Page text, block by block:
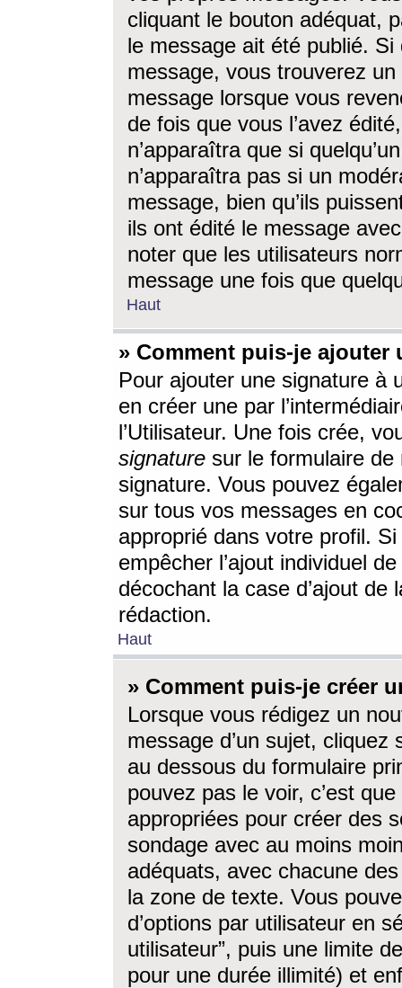
cliquant le bouton adéquat,
le message ait été publié. Si
message, vous trouverez
message lorsque vous
de fois que vous l’avez
n’apparaîtra que si
n’apparaîtra pas si un
message, bien qu’ils
ils ont édité le message
noter que les utilisateurs
message une fois que
Haut
» Comment puis-je ajouter
Pour ajouter une signature à
en créer une par
l’Utilisateur. Une fois crée,
signature sur le formulaire de
signature. Vous pouvez
sur tous vos messages en
approprié dans votre profil.
empêcher l’ajout individuel
décochant la case d’ajout
rédaction.
Haut
» Comment puis-je créer
Lorsque vous rédigez un
message d’un sujet, cliquez
au dessous du formulaire
pouvez pas le voir, c’est
appropriées pour créer des
sondage avec au moins
adéquats, avec chacune
la zone de texte. Vous
d’options par utilisateur en
utilisateur”, puis une limite
pour une durée illimité) et